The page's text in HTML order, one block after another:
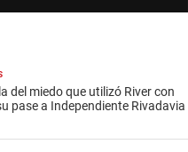
del miedo que utilizó River con
pase a Independiente Rivadavia